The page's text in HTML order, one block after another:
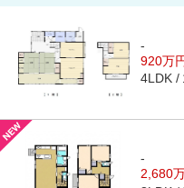
-
920万
4LDK
-
2,680